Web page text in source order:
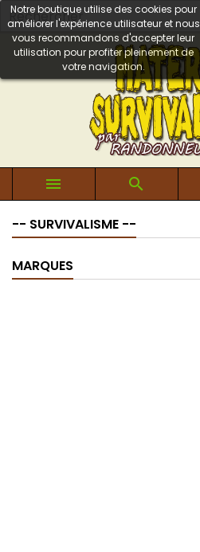
Notre boutique utilise des cookies pour
améliorer l'expérience utilisateur et nous
vous recommandons d'accepter leur
utilisation pour profiter pleinement de
votre navigation.
 
-- SURVIVALISME --
MARQUES